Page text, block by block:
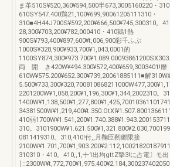
ま革510S¥520,360¥594,500半673,3005160220・
610SY547.400鶏21,100¥699,90061205111310・
310■4H44J700S¥592,200¥666,500¥745,300310。
28,300¥703,200¥782,000410・410鶏1熱
900S¥793,400¥897,600¥t,006,900彩千ふぶ
1000S¥328,900¥933,700¥1,043,0001的
両 開 き420W¥494.300¥572,400¥659,3003401!靡
610W¥575.200¥652.300¥739,20061885111■解310W
2201200W¥1,058,200¥1,196,300¥1,344,2002310。
410弱
310。
0811419310。310,410!付,,月鞠臣靭郷限接
310310・410。410,,1,十1出均gttZ摯3!に占電〕モ出
￨